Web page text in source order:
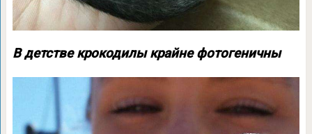
В детстве крокодилы крайне фотогеничны